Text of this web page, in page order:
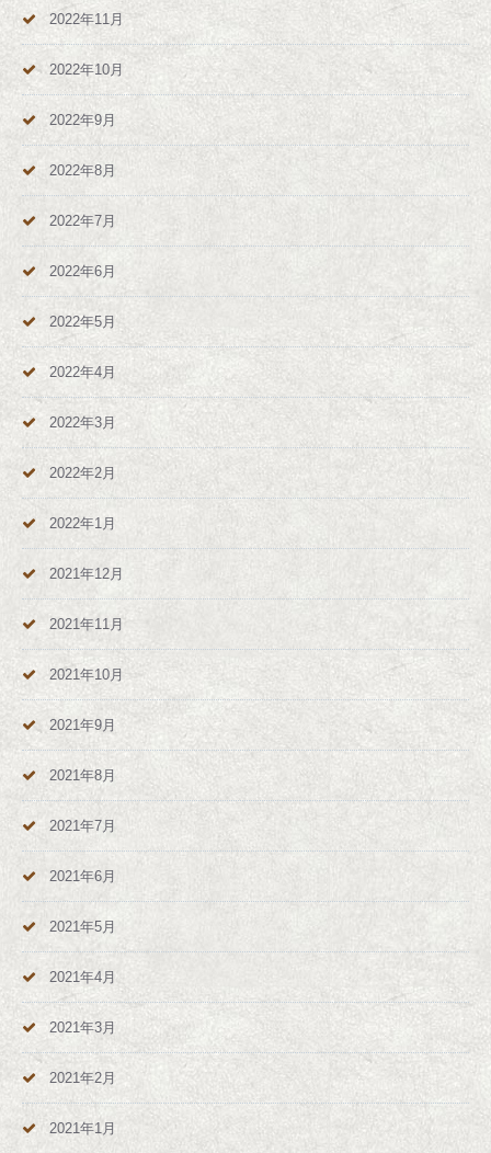
2022年11月
2022年10月
2022年9月
2022年8月
2022年7月
2022年6月
2022年5月
2022年4月
2022年3月
2022年2月
2022年1月
2021年12月
2021年11月
2021年10月
2021年9月
2021年8月
2021年7月
2021年6月
2021年5月
2021年4月
2021年3月
2021年2月
2021年1月